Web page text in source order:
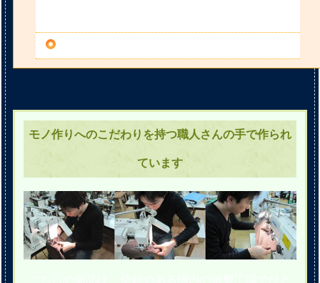
国内工場で丁寧な縫製に仕上げました。
モノ作りへのこだわりを持つ職人さんの手で作られ
ています